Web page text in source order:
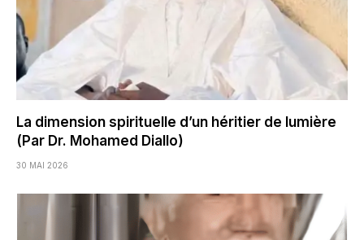
La dimension spirituelle d’un héritier de lumière
(Par Dr. Mohamed Diallo)
30 MAI 2026